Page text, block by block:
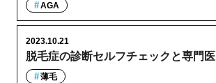
AGA
脱毛症の診断セルフチェックと専門医
2023.10.21
薄毛